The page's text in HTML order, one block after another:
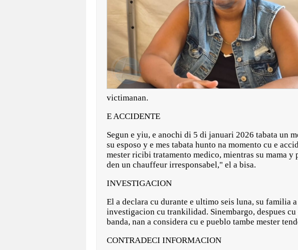
victimanan.
E ACCIDENTE
Segun e yiu, e anochi di 5 di januari 2026 tabata un
su esposo y e mes tabata hunto na momento cu e
mester ricibi tratamento medico, mientras su mama
den un chauffeur irresponsabel," el a bisa.
INVESTIGACION
El a declara cu durante e ultimo seis luna, su familia
investigacion cu trankilidad. Sinembargo, despues
banda, nan a considera cu e pueblo tambe mester
CONTRADECI INFORMACION